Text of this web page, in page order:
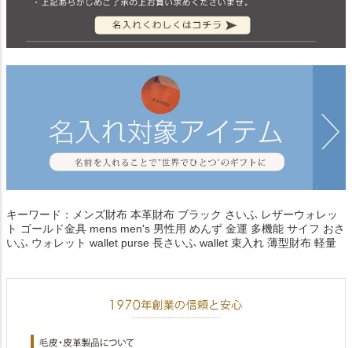
キーワード：メンズ財布 本革財布 ブラック さいふ レザーウォレッ
ト ゴールド金具 mens men's 男性用 めんず 金運 多機能 サイフ おさ
いふ ウォレット wallet purse 長さいふ wallet 束入れ 薄型財布 軽量